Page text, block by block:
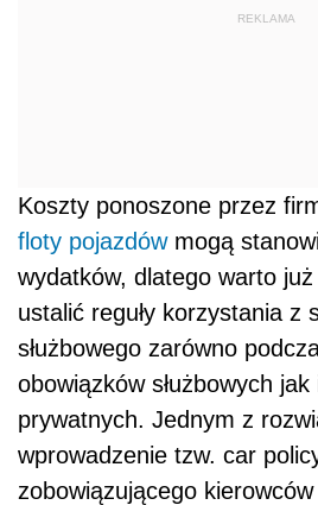
REKLAMA
Koszty ponoszone przez
floty pojazdówmogą
wydatków, dlatego warto
ustalić reguły korzystania z
służbowego zarówno
obowiązków służbowych
prywatnych. Jednym z
wprowadzenie tzw. car
zobowiązującego